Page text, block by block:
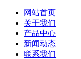
网站首页
关于我们
产品中心
新闻动态
联系我们